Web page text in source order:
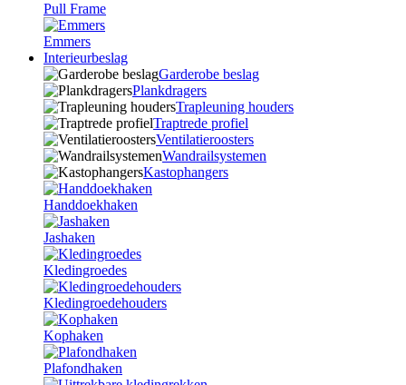
Pull Frame
Emmers
Interieurbeslag
Garderobe beslag
Plankdragers
Trapleuning houders
Traptrede profiel
Ventilatieroosters
Wandrailsystemen
Kastophangers
Handdoekhaken
Jashaken
Kledingroedes
Kledingroedehouders
Kophaken
Plafondhaken